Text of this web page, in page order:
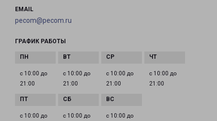
EMAIL
pecom@pecom.ru
ГРАФИК РАБОТЫ
с 10:00 до
21:00
с 10:00 до
21:00
с 10:00 до
21:00
с 10:00 до
21:00
с 10:00 до
с 10:00 до
с 10:00 до